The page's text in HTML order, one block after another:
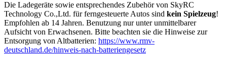
Die Ladegeräte sowie entsprechendes Zubehör von SkyRC
Technology Co.,Ltd. für ferngesteuerte Autos sind kein Spielzeug!
Empfohlen ab 14 Jahren. Benutzung nur unter unmittelbarer
Aufsicht von Erwachsenen. Bitte beachten sie die Hinweise zur
Entsorgung von Altbatterien: https://www.rmv-
deutschland.de/hinweis-nach-batteriengesetz